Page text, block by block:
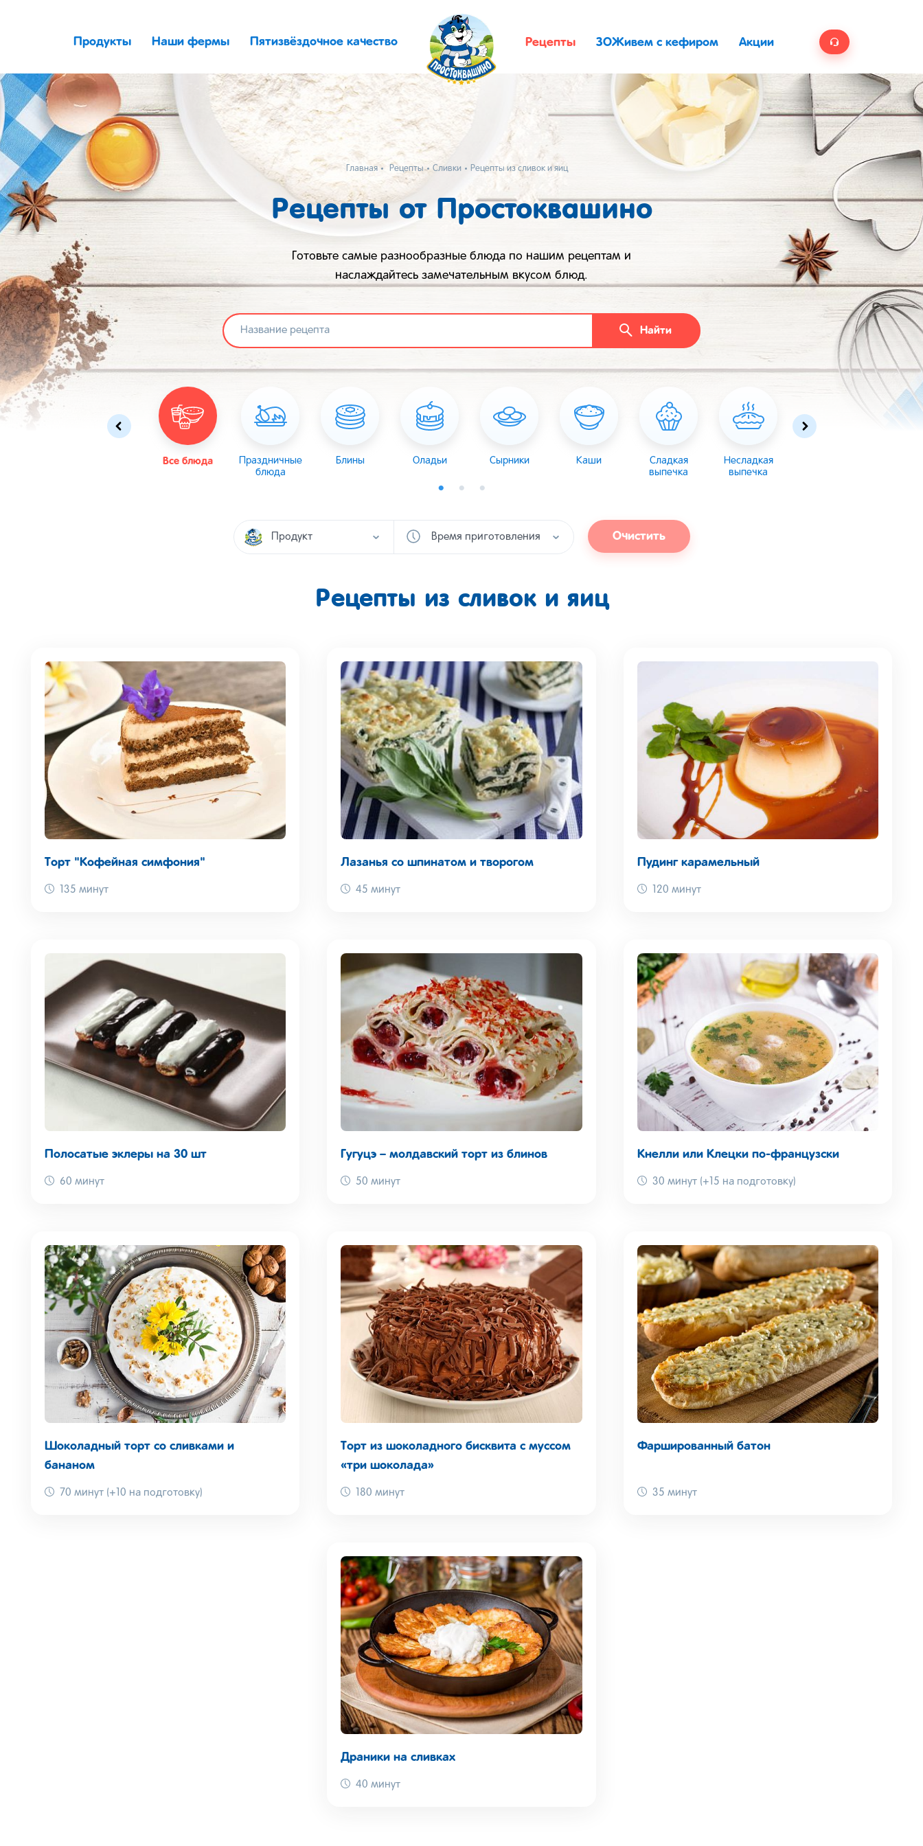
Продукты Наши фермы Пятизвёздочное качество Рецепты ЗОЖивем с кефиром Акции
Главная Рецепты Сливки Рецепты из сливок и яиц
Рецепты от Простоквашино
Готовьте самые разнообразные блюда по нашим рецептам и
наслаждайтесь замечательным вкусом блюд.
Найти
Все блюда
Пасха
Праздничные
блюда
Блины Оладьи Сырники Каши
Сладкая
выпечка
Несладкая
выпечка
Продукт Время приготовления Очистить
Рецепты из сливок и яиц
Торт "Кофейная симфония"
135 минут
Лазанья со шпинатом и творогом
45 минут
Пудинг карамельный
120 минут
Полосатые эклеры на 30 шт
60 минут
Гугуцэ – молдавский торт из блинов
50 минут
Кнелли или Клецки по-французски
30 минут (+15 на подготовку)
Шоколадный торт со сливками и
бананом
70 минут (+10 на подготовку)
Торт из шоколадного бисквита с муссом
«три шоколада»
180 минут
Фаршированный батон
35 минут
Драники на сливках
40 минут